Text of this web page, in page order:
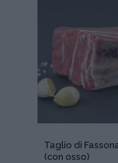
Taglio di
(con osso)